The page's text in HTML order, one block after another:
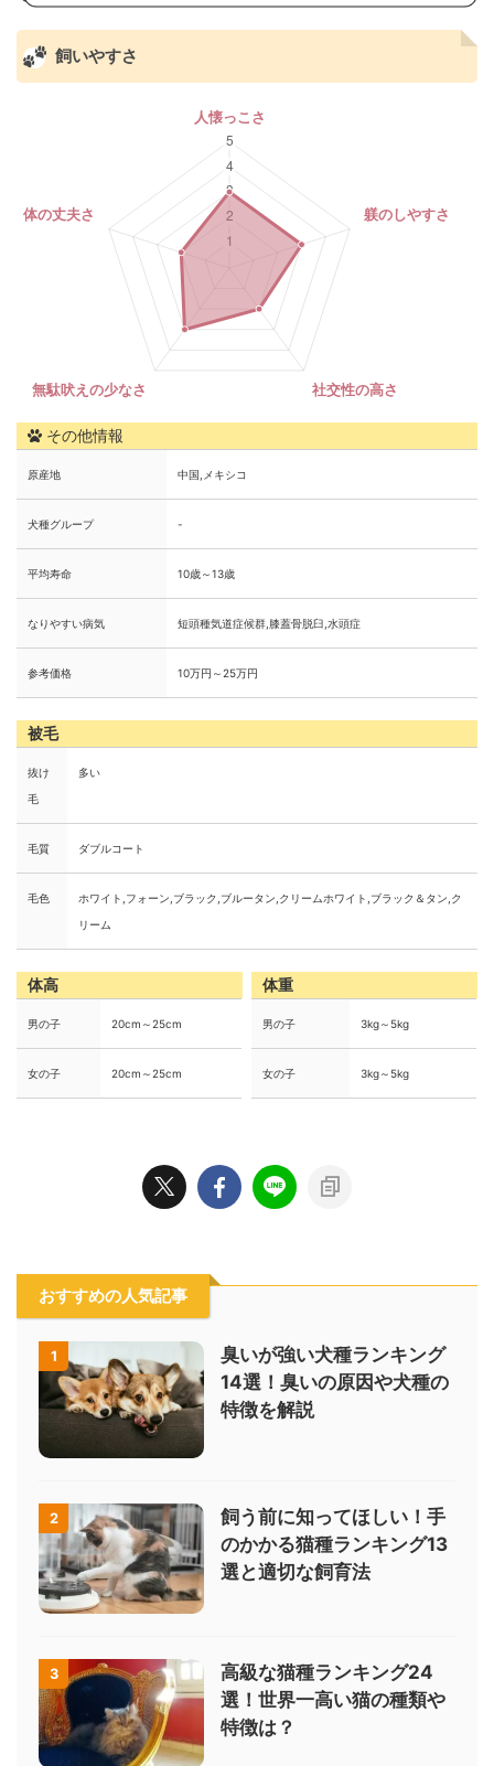
飼いやすさ
その他情報
原産地 中国,メキシコ
犬種グループ -
平均寿命 10歳～13歳
なりやすい病気 短頭種気道症候群,膝蓋骨脱臼,水頭症
参考価格 10万円～25万円
被毛
抜け
毛
多い
毛質 ダブルコート
毛色
ホワイト,フォーン,ブラック,ブルータン,クリームホワイト,ブラック＆タン,ク
リーム
体高
男の子 20cm～25cm
女の子 20cm～25cm
体重
男の子 3kg～5kg
女の子 3kg～5kg
おすすめの人気記事
1
臭いが強い犬種ランキング
14選！臭いの原因や犬種の
特徴を解説
2
飼う前に知ってほしい！手
のかかる猫種ランキング13
選と適切な飼育法
3
高級な猫種ランキング24
選！世界一高い猫の種類や
特徴は？